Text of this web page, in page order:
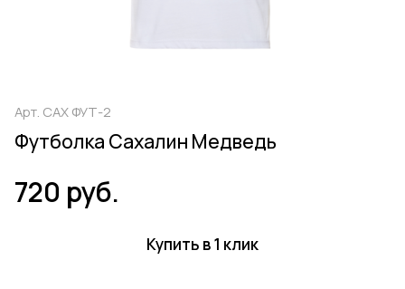
Арт. САХ ФУТ-2
Футболка Сахалин Медведь
720 руб.
Купить в 1 клик